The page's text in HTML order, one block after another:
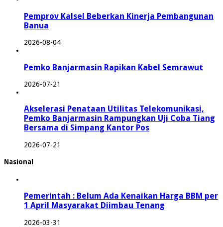
Pemprov Kalsel Beberkan Kinerja Pembangunan
Banua
2026-08-04
Pemko Banjarmasin Rapikan Kabel Semrawut
2026-07-21
Akselerasi Penataan Utilitas Telekomunikasi,
Pemko Banjarmasin Rampungkan Uji Coba Tiang
Bersama di Simpang Kantor Pos
2026-07-21
Nasional
Pemerintah : Belum Ada Kenaikan Harga BBM per
1 April Masyarakat Diimbau Tenang
2026-03-31